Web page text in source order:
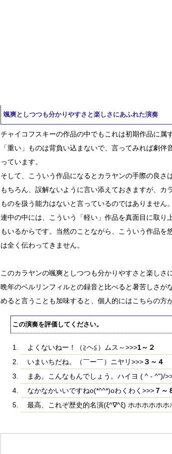
颯爽としつつも分かりやすさと楽しさにあふれた演奏
チャイコフスキーの作品の中でもこれは初期作品に属
「重い」ものは背負い込まないで、言ってみれば劇
っています。
そして、こういう作品になるとカラヤンの手際の良さ
もちろん、誤解ないように言い添えておきますが、
ものを扱う能力はないと言っているのではありませ
連中の中には、こういう「軽い」作品を真面目に取
もいるからです。当然のことながら、こういう作品
は全く伝わってきません。
このカラヤンの颯爽としつつも分かりやすさと楽しさ
晩年のベルリンフィルとの録音と比べると暑苦しさが
めると言うことも加味すると、個人的にはこちらの方
この演奏を評価してください。
よくないねー！（≧ヘ≦）ムス～>>>1～２
いまいちだね。（￣ー￣）ニヤリ>>>３～４
まあ。こんなもんでしょう。ハイヨ ( ^ - ^")/
なかなかいいですねo(*^^*)oわくわく>>>７～
最高、これぞ歴史的名演(ξ^∇^ξ) ホホホホホホ